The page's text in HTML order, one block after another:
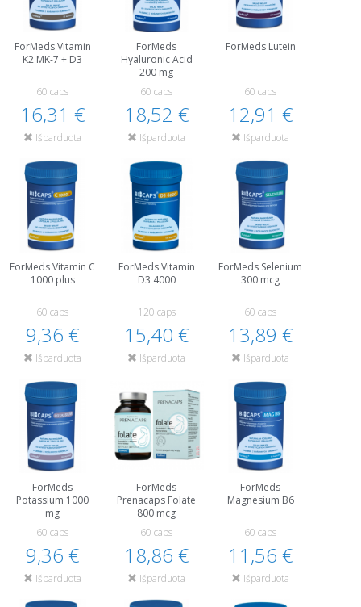
ForMeds Vitamin
K2 MK-7 + D3
60 caps
16,31 €
Išparduota
ForMeds
Hyaluronic Acid
200 mg
60 caps
18,52 €
Išparduota
ForMeds Lutein
60 caps
12,91 €
Išparduota
ForMeds Vitamin C
1000 plus
60 caps
9,36 €
Išparduota
ForMeds Vitamin
D3 4000
120 caps
15,40 €
Išparduota
ForMeds Selenium
300 mcg
60 caps
13,89 €
Išparduota
ForMeds
Potassium 1000
mg
60 caps
9,36 €
Išparduota
ForMeds
Prenacaps Folate
800 mcg
60 caps
18,86 €
Išparduota
ForMeds
Magnesium B6
60 caps
11,56 €
Išparduota